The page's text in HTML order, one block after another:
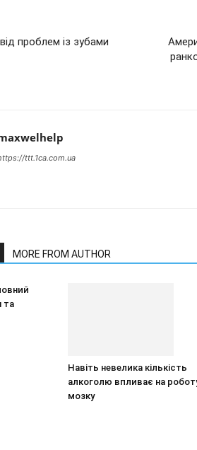
проблем із зубами
ttt.1ca.com.ua
MORE FROM AUTHOR
та
Навіть невелика кількість
алкоголю впливає на
мозку